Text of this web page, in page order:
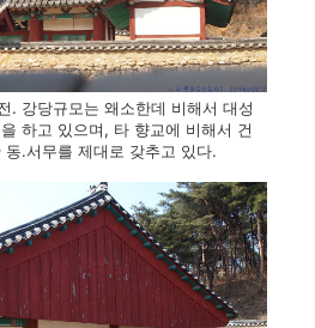
. 강당규모는 왜소한데 비해서 대성
하고 있으며, 타 향교에 비해서 건
.서무를 제대로 갖추고 있다.